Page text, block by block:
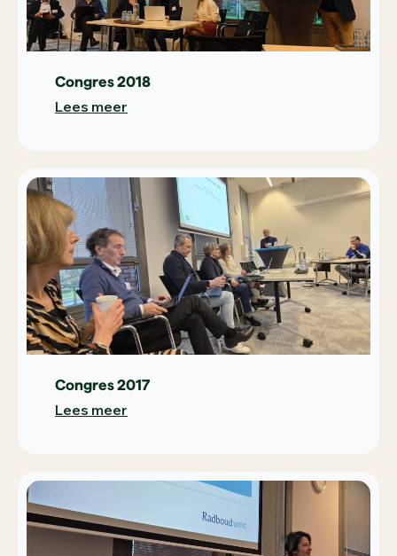
Congres 2018
Lees meer
Congres 2017
Lees meer